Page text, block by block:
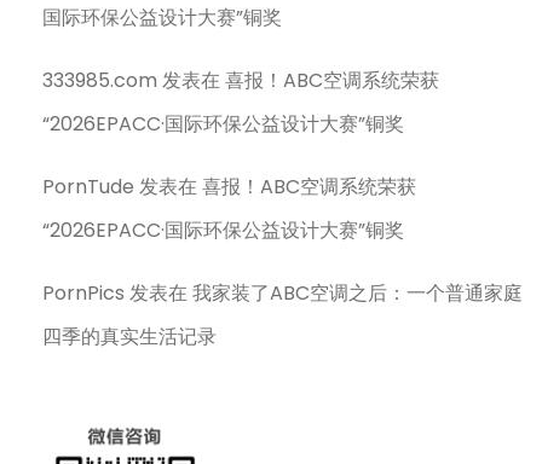
国际环保公益设计大赛”铜奖
333985.com 发表在喜报！ABC空调系统荣获
“2026EPACC·国际环保公益设计大赛”铜奖
PornTude 发表在喜报！ABC空调系统荣获
“2026EPACC·国际环保公益设计大赛”铜奖
PornPics 发表在我家装了ABC空调之后：一个普通家庭
四季的真实生活记录